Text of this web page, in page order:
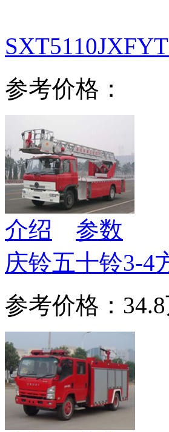
参考价格：
介绍
参数
庆铃五十铃3-4
参考价格：